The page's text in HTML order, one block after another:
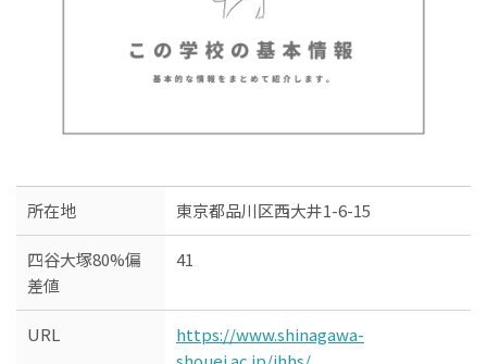
所在地 東京都品川区西大井1-6-15
四谷大塚80%偏
差値
41
URL
https://www.shinagawa-